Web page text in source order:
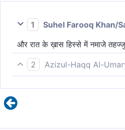
1
Suhel Farooq Khan/
और रात के ख़ास हिस्से में नमाजे
2
Azizul-Haqq Al-